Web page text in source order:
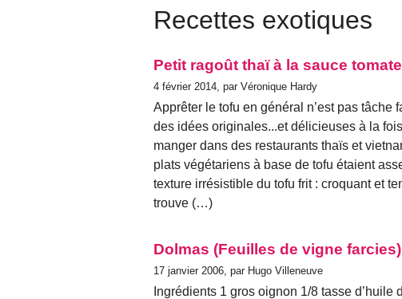
Recettes exotiques
Petit ragoût thaï à la sauce tomate
4 février 2014, par Véronique Hardy
Apprêter le tofu en général n’est pas tâche
des idées originales...et délicieuses à la
manger dans des restaurants thaïs et
plats végétariens à base de tofu étaient
texture irrésistible du tofu frit : croquant et
trouve (…)
Dolmas (Feuilles de vigne farcies)
17 janvier 2006, par Hugo Villeneuve
Ingrédients 1 gros oignon 1/8 tasse d’huile